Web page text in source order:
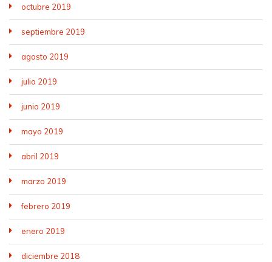
octubre 2019
septiembre 2019
agosto 2019
julio 2019
junio 2019
mayo 2019
abril 2019
marzo 2019
febrero 2019
enero 2019
diciembre 2018